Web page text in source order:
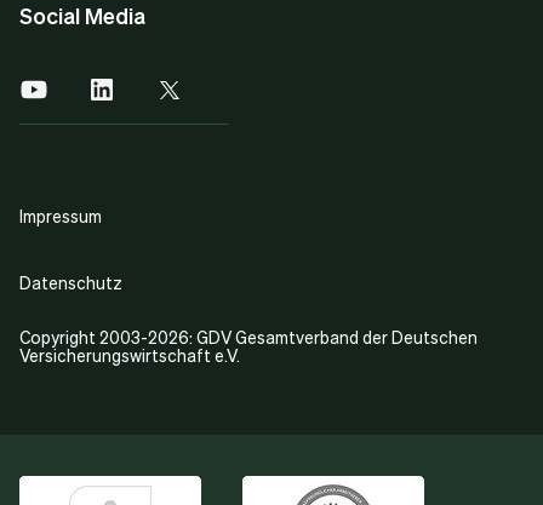
Social Media
Copyright 2003-2026: GDV Gesamtverband der Deutschen
Versicherungswirtschaft e.V.
Impressum
Datenschutz